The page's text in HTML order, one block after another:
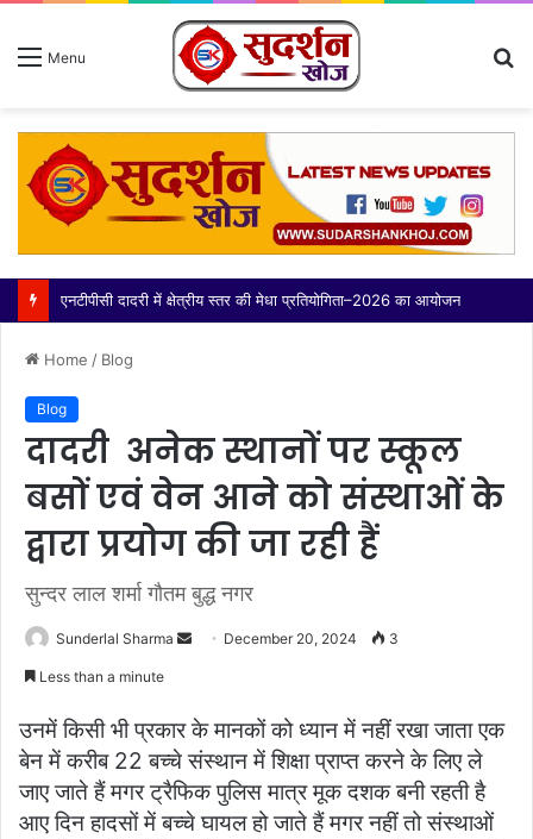
Menu
एनटीपीसी दादरी में क्षेत्रीय स्तर की मेधा प्रतियोगिता–2026 का आयोजन
Home / Blog
Blog
दादरी अनेक स्थानों पर स्कूल
बसों एवं वेन आने को संस्थाओं के
द्वारा प्रयोग की जा रही हैं
सुन्दर लाल शर्मा गौतम बुद्ध नगर
Sunderlal Sharma
Send December 20, 2024 3
Less than a minute
उनमें किसी भी प्रकार के मानकों को ध्यान में नहीं रखा जाता एक
बेन में करीब 22 बच्चे संस्थान में शिक्षा प्राप्त करने के लिए ले
जाए जाते हैं मगर ट्रैफिक पुलिस मात्र मूक दशक बनी रहती है
आए दिन हादसों में बच्चे घायल हो जाते हैं मगर नहीं तो संस्थाओं